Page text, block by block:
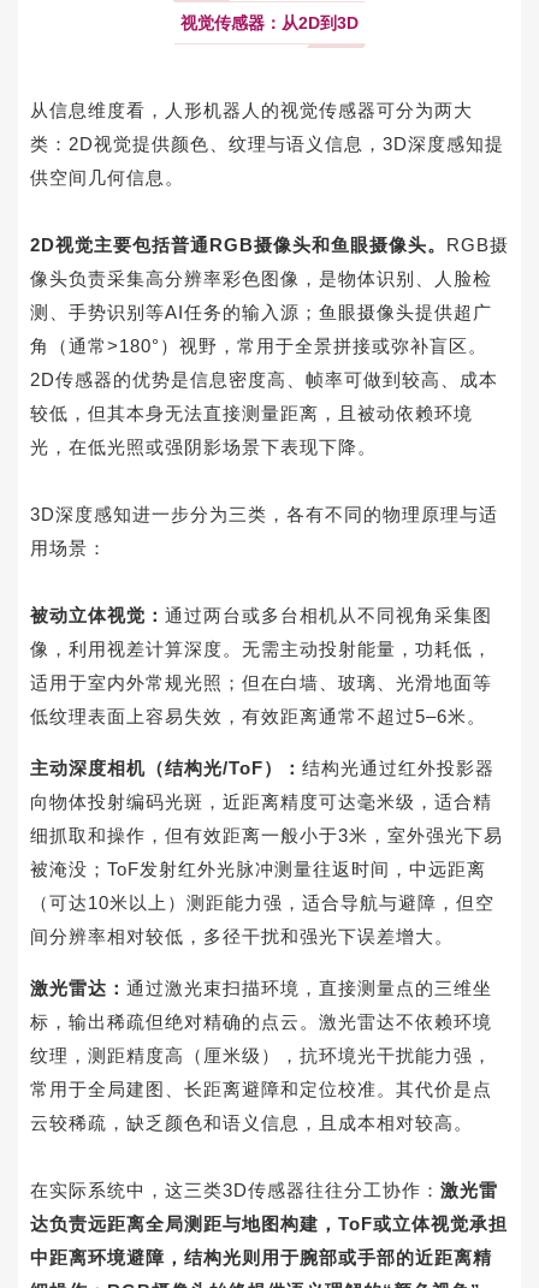
视觉传感器：从2D到3D
从信息维度看，人形机器人的视觉传感器可分为两大
类： 2D视觉提供颜色、纹理与语义信息， 3D深度感知提
供空间几何信息。
2D视觉主要包括普通RGB摄像头和鱼眼摄像头。 RGB摄
像头负责采集高分辨率彩色图像，是物体识别、人脸检
测、手势识别等AI任务的输入源；鱼眼摄像头提供超广
角（通常>180°）视野，常用于全景拼接或弥补盲区。
2D传感器的优势是信息密度高、帧率可做到较高、成本
较低，但其本身无法直接测量距离，且被动依赖环境
光，在低光照或强阴影场景下表现下降。
3D深度感知进一步分为三类，各有不同的物理原理与适
用场景：
被动立体视觉： 通过两台或多台相机从不同视角采集图
像，利用视差计算深度。无需主动投射能量，功耗低，
适用于室内外常规光照；但在白墙、玻璃、光滑地面等
低纹理表面上容易失效，有效距离通常不超过5–6米。
主动深度相机（结构光/ToF）： 结构光通过红外投影器
向物体投射编码光斑，近距离精度可达毫米级，适合精
细抓取和操作，但有效距离一般小于3米，室外强光下易
被淹没； ToF发射红外光脉冲测量往返时间，中远距离
（可达10米以上）测距能力强，适合导航与避障，但空
间分辨率相对较低，多径干扰和强光下误差增大。
激光雷达： 通过激光束扫描环境，直接测量点的三维坐
标，输出稀疏但绝对精确的点云。激光雷达不依赖环境
纹理，测距精度高（厘米级），抗环境光干扰能力强，
常用于全局建图、长距离避障和定位校准。其代价是点
云较稀疏，缺乏颜色和语义信息，且成本相对较高。
在实际系统中，这三类3D传感器往往分工协作： 激光雷
达负责远距离全局测距与地图构建， ToF或立体视觉承担
中距离环境避障，结构光则用于腕部或手部的近距离精